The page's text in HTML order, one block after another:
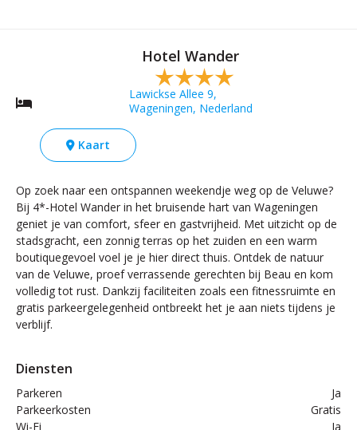
Hotel Wander
Lawickse Allee 9,
Wageningen, Nederland
Kaart
Op zoek naar een ontspannen weekendje weg op de Veluwe?
Bij 4*-Hotel Wander in het bruisende hart van Wageningen
geniet je van comfort, sfeer en gastvrijheid. Met uitzicht op de
stadsgracht, een zonnig terras op het zuiden en een warm
boutiquegevoel voel je je hier direct thuis. Ontdek de natuur
van de Veluwe, proef verrassende gerechten bij Beau en kom
volledig tot rust. Dankzij faciliteiten zoals een fitnessruimte en
gratis parkeergelegenheid ontbreekt het je aan niets tijdens je
verblijf.
Diensten
Parkeren
Ja
Parkeerkosten
Gratis
Wi-Fi
Ja